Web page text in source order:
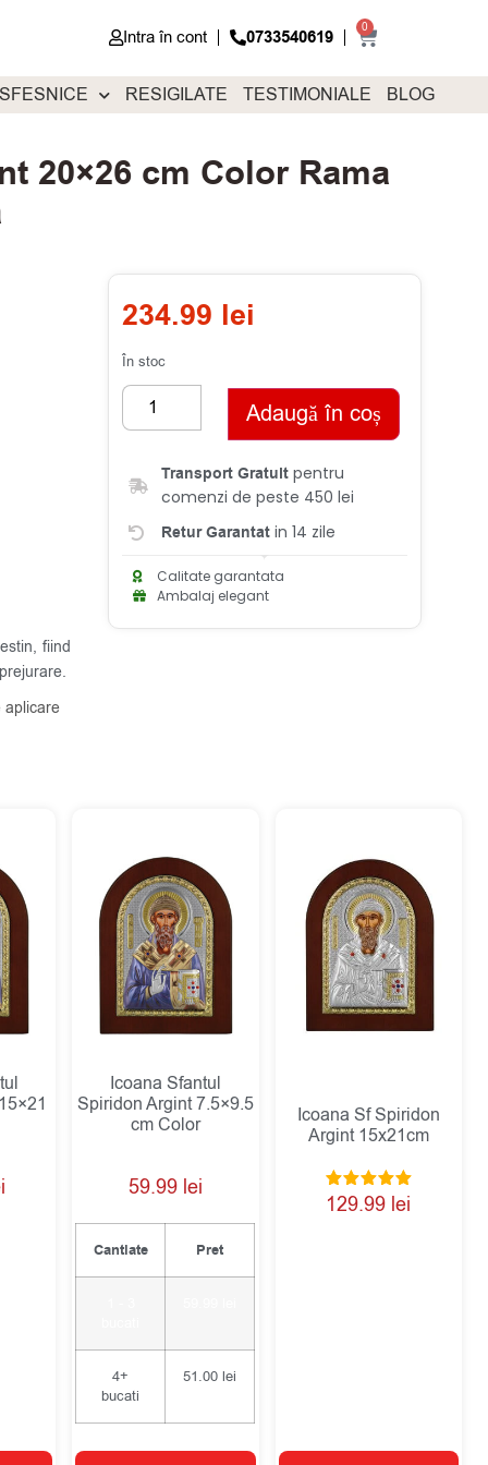
Intra în cont 0733540619 0
RESIGILATE TESTIMONIALE BLOG
20×26 cm Color Rama
234.99 lei
În stoc
Adaugă în coș
Transport Gratuit pentru
comenzi de peste 450 lei
Retur Garantat in 14 zile
Calitate garantata
Ambalaj elegant
fiind
aplicare
Icoana Sfantul
Spiridon Argint 7.5×9.5
cm Color
59.99 lei
Cantiate Pret
4+
bucati
51.00lei
Icoana Sf Spiridon
Argint 15x21cm
Evaluat la
5.00
129.99 lei